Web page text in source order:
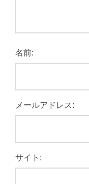
名前:
メールアドレス:
サイト: